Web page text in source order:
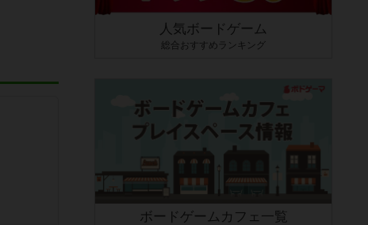
人気ボードゲーム
総合おすすめランキング
ボードゲームカフェ一覧